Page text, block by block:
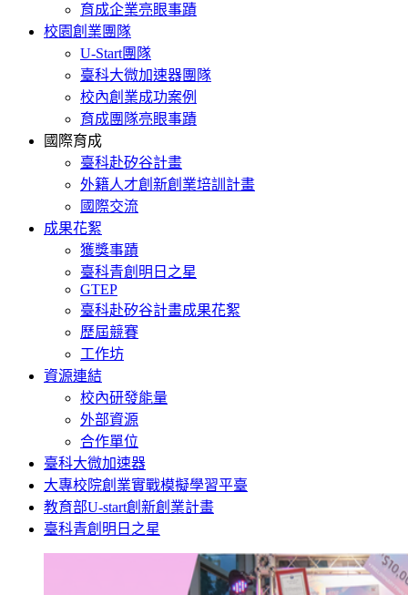
育成企業亮眼事蹟
校園創業團隊
U-Start團隊
臺科大微加速器團隊
校內創業成功案例
育成團隊亮眼事蹟
國際育成
臺科赴矽谷計畫
外籍人才創新創業培訓計畫
國際交流
成果花絮
獲獎事蹟
臺科青創明日之星
GTEP
臺科赴矽谷計畫成果花絮
歷屆競賽
工作坊
資源連結
校內研發能量
外部資源
合作單位
臺科大微加速器
大專校院創業實戰模擬學習平臺
教育部U-start創新創業計畫
臺科青創明日之星